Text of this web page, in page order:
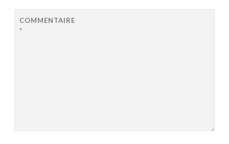
COMMENTAIRE
*